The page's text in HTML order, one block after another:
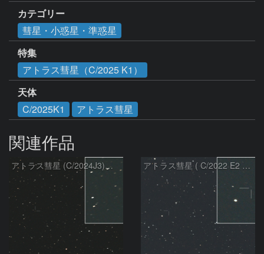
カテゴリー
彗星・小惑星・準惑星
特集
アトラス彗星（C/2025 K1）
天体
C/2025K1
アトラス彗星
関連作品
アトラス彗星 (C/2024J3)：2026/08/05 アトラス彗星 ( C/2022 E2 )：2026/07/27